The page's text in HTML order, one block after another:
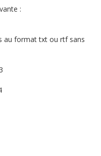
:
au format txt ou rtf sans